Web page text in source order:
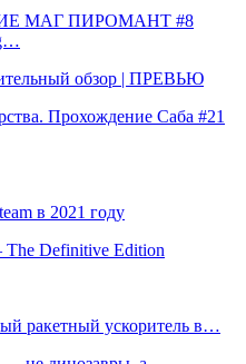
МАГ ПИРОМАНТ #8
обзор | ПРЕВЬЮ
Прохождение Саба #21
в 2021 году
Definitive Edition
ракетный ускоритель в…